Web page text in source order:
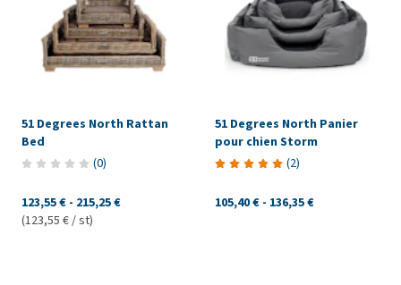
51 Degrees North Rattan
Bed
(0)
123,55 € - 215,25 €
(123,55 € / st)
51 Degrees North Panier
pour chien Storm
(2)
105,40 € - 136,35 €